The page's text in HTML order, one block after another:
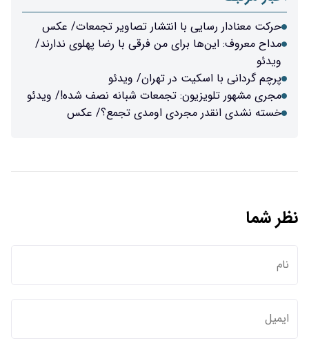
حرکت معنادار رسایی با انتشار تصاویر تجمعات/ عکس
مداح معروف: این‌ها برای من فرقی با رضا پهلوی ندارند/
ویدئو
پرچم گردانی با اسکیت در تهران/ ویدئو
مجری مشهور تلویزیون: تجمعات شبانه نصف شده!/ ویدئو
خسته نشدی انقدر مجردی اومدی تجمع؟/ عکس
نظر شما